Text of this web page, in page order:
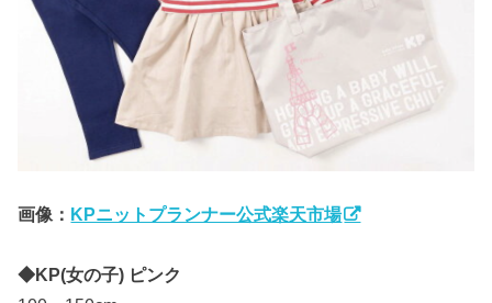
画像： KPニットプランナー公式楽天市場
◆KP(女の子) ピンク